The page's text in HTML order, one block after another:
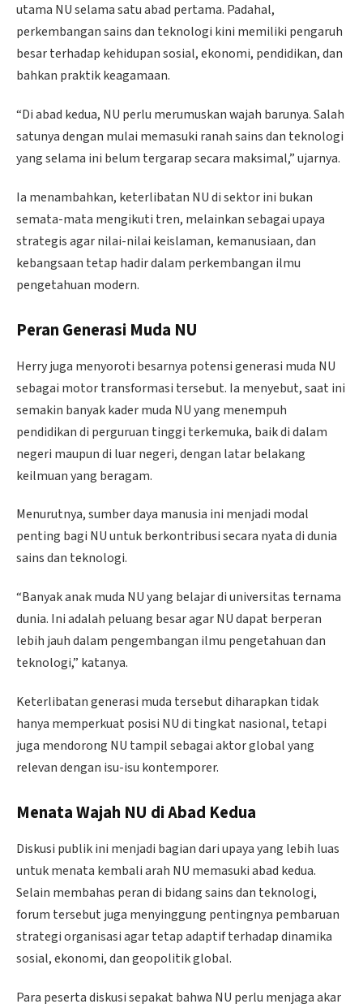
utama NU selama satu abad pertama. Padahal,
perkembangan sains dan teknologi kini memiliki pengaruh
besar terhadap kehidupan sosial, ekonomi, pendidikan, dan
bahkan praktik keagamaan.
“Di abad kedua, NU perlu merumuskan wajah barunya. Salah
satunya dengan mulai memasuki ranah sains dan teknologi
yang selama ini belum tergarap secara maksimal,” ujarnya.
Ia menambahkan, keterlibatan NU di sektor ini bukan
semata-mata mengikuti tren, melainkan sebagai upaya
strategis agar nilai-nilai keislaman, kemanusiaan, dan
kebangsaan tetap hadir dalam perkembangan ilmu
pengetahuan modern.
Peran Generasi Muda NU
Herry juga menyoroti besarnya potensi generasi muda NU
sebagai motor transformasi tersebut. Ia menyebut, saat ini
semakin banyak kader muda NU yang menempuh
pendidikan di perguruan tinggi terkemuka, baik di dalam
negeri maupun di luar negeri, dengan latar belakang
keilmuan yang beragam.
Menurutnya, sumber daya manusia ini menjadi modal
penting bagi NU untuk berkontribusi secara nyata di dunia
sains dan teknologi.
“Banyak anak muda NU yang belajar di universitas ternama
dunia. Ini adalah peluang besar agar NU dapat berperan
lebih jauh dalam pengembangan ilmu pengetahuan dan
teknologi,” katanya.
Keterlibatan generasi muda tersebut diharapkan tidak
hanya memperkuat posisi NU di tingkat nasional, tetapi
juga mendorong NU tampil sebagai aktor global yang
relevan dengan isu-isu kontemporer.
Menata Wajah NU di Abad Kedua
Diskusi publik ini menjadi bagian dari upaya yang lebih luas
untuk menata kembali arah NU memasuki abad kedua.
Selain membahas peran di bidang sains dan teknologi,
forum tersebut juga menyinggung pentingnya pembaruan
strategi organisasi agar tetap adaptif terhadap dinamika
sosial, ekonomi, dan geopolitik global.
Para peserta diskusi sepakat bahwa NU perlu menjaga akar